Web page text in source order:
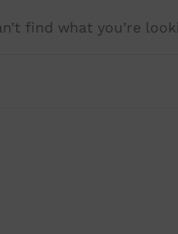
find what you’re